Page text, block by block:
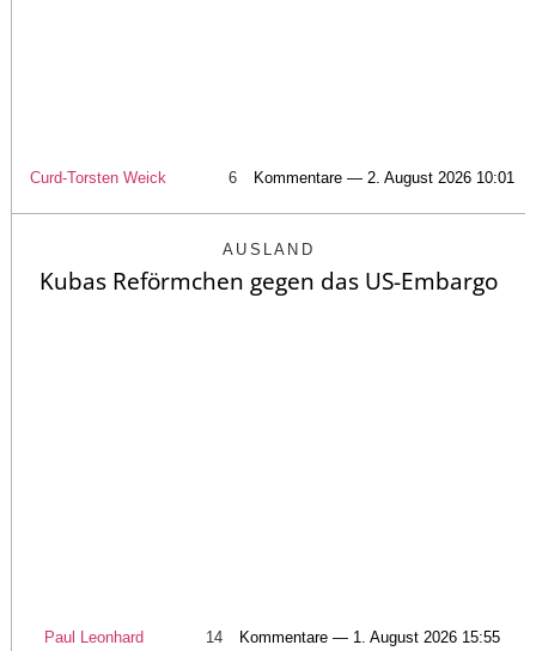
Curd-Torsten Weick 6 Kommentare — 2. August 2026 10:01
AUSLAND
Kubas Reförmchen gegen das US-Embargo
Paul Leonhard 14 Kommentare — 1. August 2026 15:55